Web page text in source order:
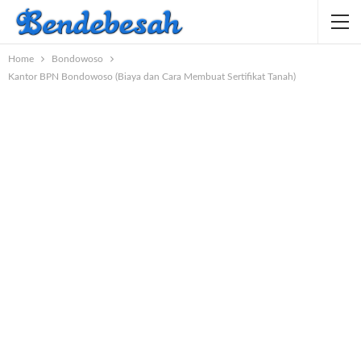
Home
Bondowoso
Kantor BPN Bondowoso (Biaya dan Cara Membuat Sertifikat Tanah)